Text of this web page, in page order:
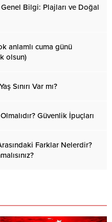
Bilgi: Plajları ve Doğal
anlamlı cuma günü
olsun)
Sınırı Var mı?
Güvenlik İpuçları
Farklar Nelerdir?